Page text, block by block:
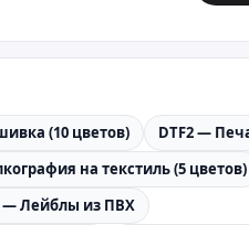
(10 цветов)
DTF2 —
на текстиль (5 цветов)
— Лейблы из ПВХ